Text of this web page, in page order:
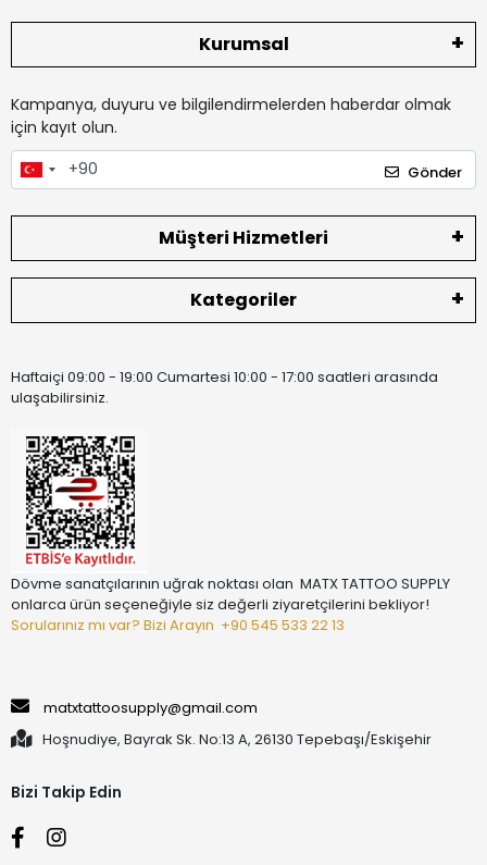
Kurumsal
Kampanya, duyuru ve bilgilendirmelerden haberdar olmak
için kayıt olun.
Gönder
Müşteri Hizmetleri
Kategoriler
Haftaiçi 09:00 - 19:00 Cumartesi 10:00 - 17:00 saatleri arasında
ulaşabilirsiniz.
Dövme sanatçılarının uğrak noktası olan MATX TATTOO SUPPLY
onlarca ürün seçeneğiyle siz değerli ziyaretçilerini bekliyor!
Sorularınız mı var? Bizi Arayın +90 545 533 22 13
matxtattoosupply@gmail.com
Hoşnudiye, Bayrak Sk. No:13 A, 26130 Tepebaşı/Eskişehir
Bizi Takip Edin